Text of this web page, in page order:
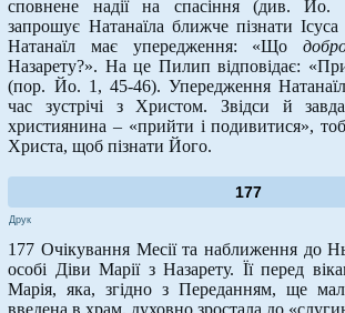
сповнене надії на спасіння (див.
запрошує Натанаїла ближче пізнати
Натанаїл має упередження: «Що
Назарету?». На це Пилип відповідає:
(пор. Йо. 1, 45-46). Упередження
час зустрічі з Христом. Звідси й
християнина – «прийти і подивитися»,
Христа, щоб пізнати Його.
177
Друк
177 Очікування Месії та наближення до
особі Діви Марії з Назарету. Її перед
Марія, яка, згідно з Переданням, ще
введена в храм, духовно зростала до